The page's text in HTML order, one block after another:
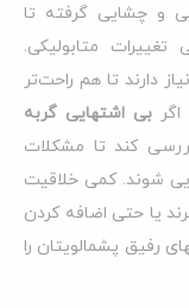
و چشایی گرفته تا
متابولیکی.
دارند تا هم راحت‌تر
اگربی‌ اشتهایی گربه
کند تا مشکلات
شوند. کمی خلاقیت
یا حتی اضافه کردن
رفیق پشمالویتان را